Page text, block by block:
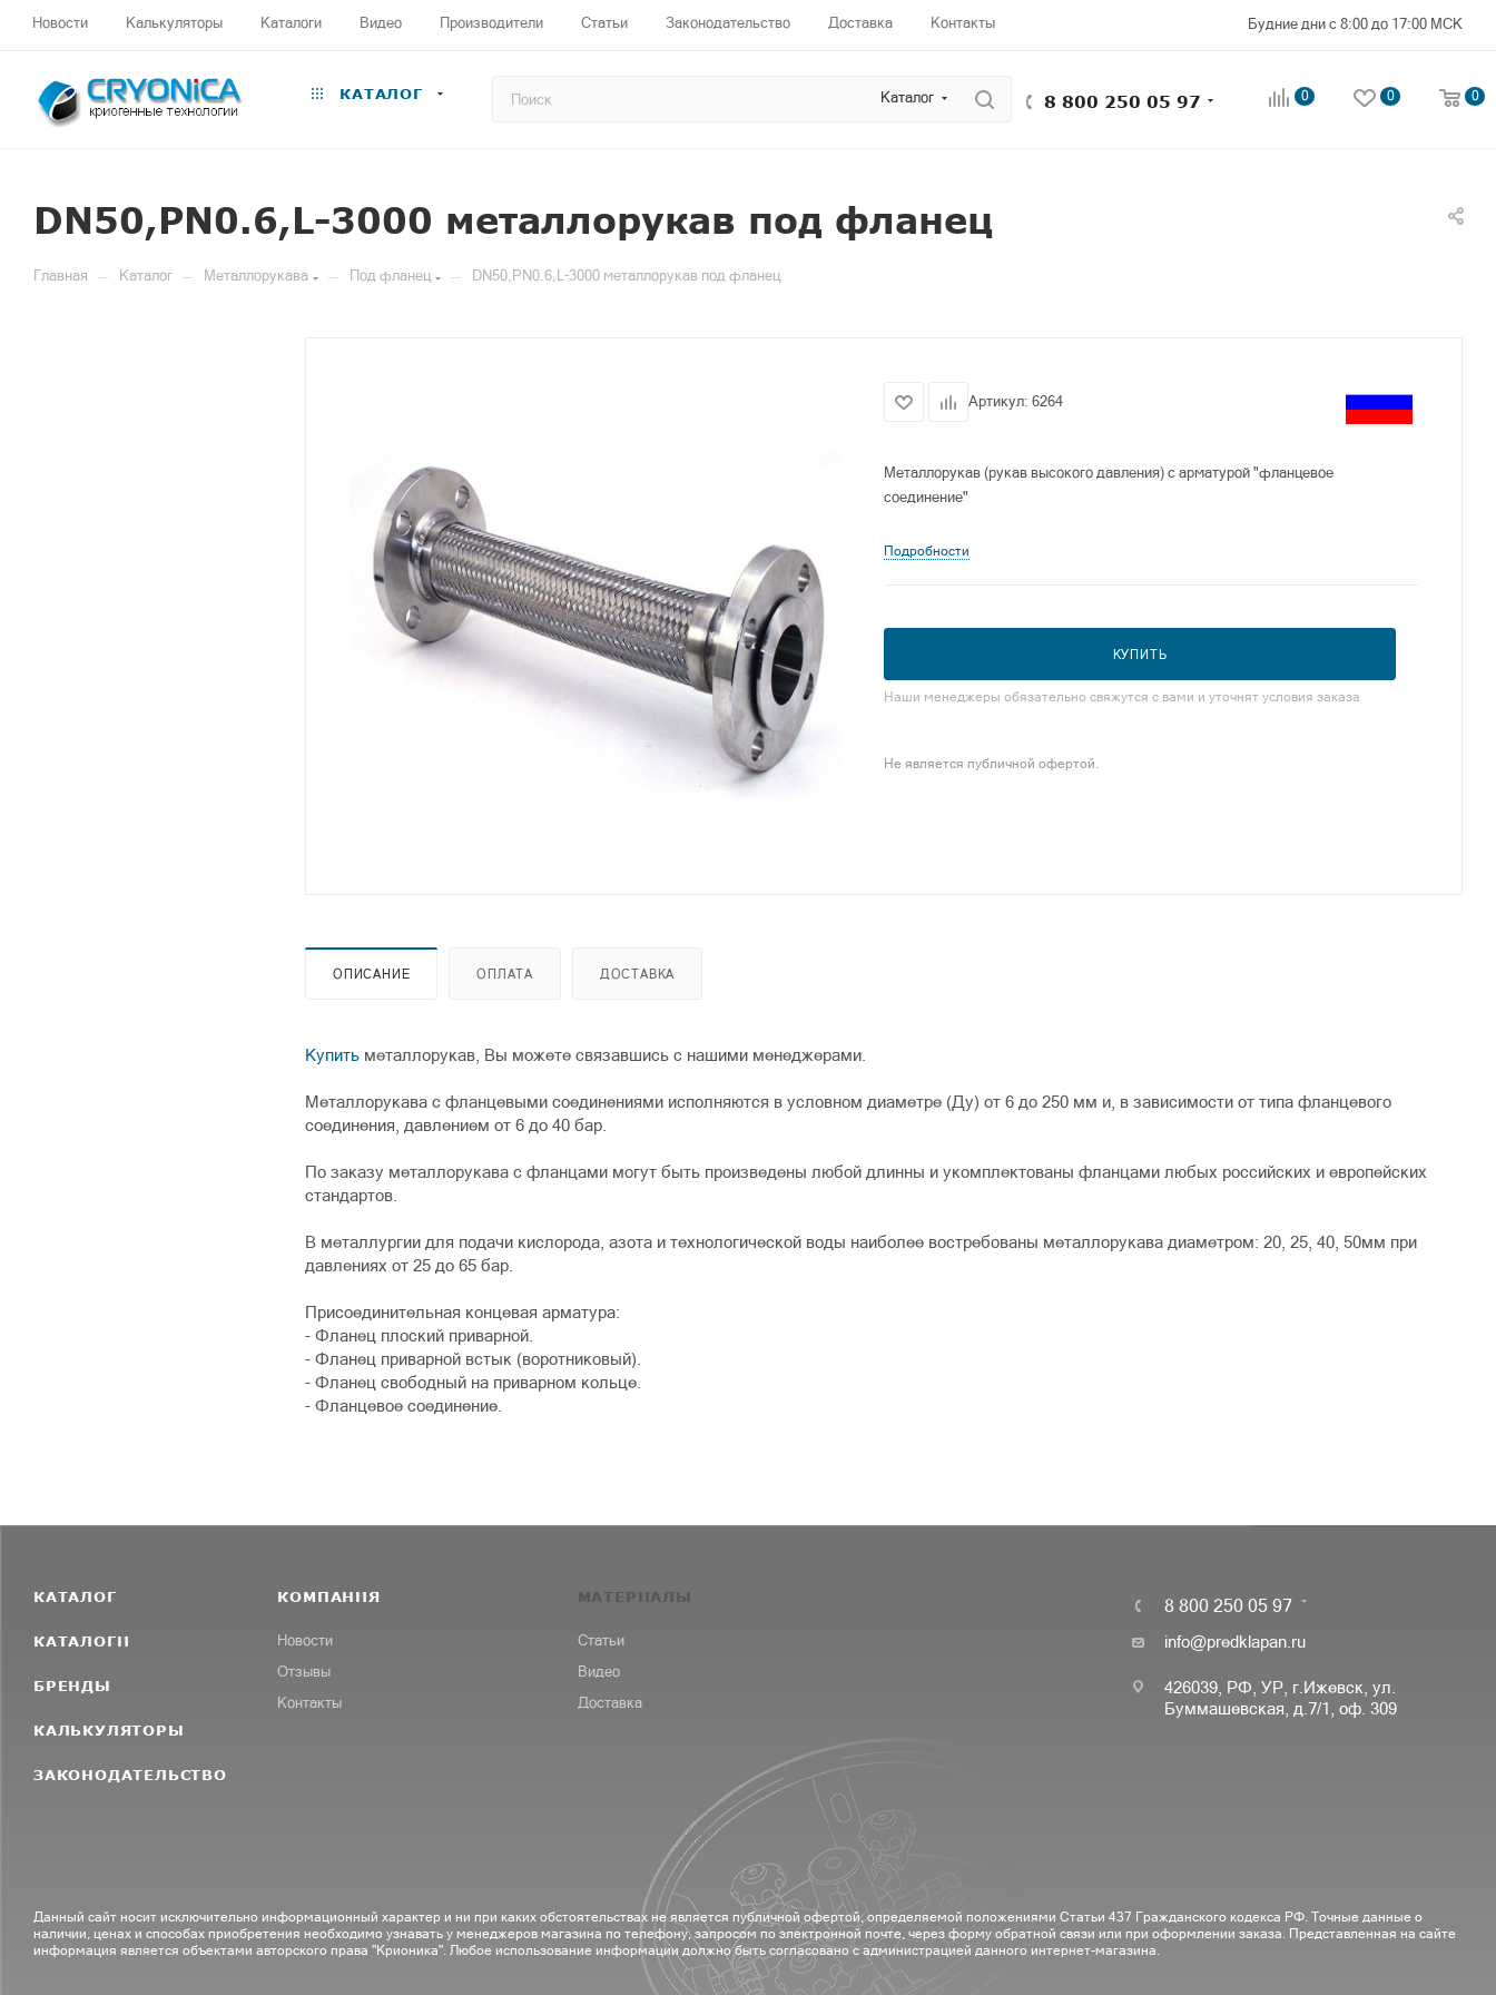
Новости Калькуляторы Каталоги Видео Производители Статьи Законодательство Доставка Контакты Будние дни с 8:00 до 17:00 МСК
КАТАЛОГ Каталог 8 800 250 05 97 0 0 0
DN50,PN0.6,L-3000 металлорукав под фланец
Главная — Каталог — Металлорукава — Под фланец — DN50,PN0.6,L-3000 металлорукав под фланец
Артикул: 6264
Металлорукав (рукав высокого давления) с арматурой "фланцевое
соединение"
Подробности
КУПИТЬ
Наши менеджеры обязательно свяжутся с вами и уточнят условия заказа
Не является публичной офертой.
ОПИСАНИЕ ОПЛАТА ДОСТАВКА
Купить металлорукав, Вы можете связавшись с нашими менеджерами.
Металлорукава с фланцевыми соединениями исполняются в условном диаметре (Ду) от 6 до 250 мм и, в зависимости от типа фланцевого
соединения, давлением от 6 до 40 бар.
По заказу металлорукава с фланцами могут быть произведены любой длинны и укомплектованы фланцами любых российских и европейских
стандартов.
В металлургии для подачи кислорода, азота и технологической воды наиболее востребованы металлорукава диаметром: 20, 25, 40, 50мм при
давлениях от 25 до 65 бар.
Присоединительная концевая арматура:
- Фланец плоский приварной.
- Фланец приварной встык (воротниковый).
- Фланец свободный на приварном кольце.
- Фланцевое соединение.
КАТАЛОГ
КАТАЛОГИ
БРЕНДЫ
КАЛЬКУЛЯТОРЫ
ЗАКОНОДАТЕЛЬСТВО
КОМПАНИЯ
Новости
Отзывы
Контакты
МАТЕРИАЛЫ
Статьи
Видео
Доставка
8 800 250 05 97
info@predklapan.ru
426039, РФ, УР, г.Ижевск, ул.
Буммашевская, д.7/1, оф. 309
Данный сайт носит исключительно информационный характер и ни при каких обстоятельствах не является публичной офертой, определяемой положениями Статьи 437 Гражданского кодекса РФ. Точные данные о
наличии, ценах и способах приобретения необходимо узнавать у менеджеров магазина по телефону, запросом по электронной почте, через форму обратной связи или при оформлении заказа. Представленная на сайте
информация является объектами авторского права "Крионика". Любое использование информации должно быть согласовано с администрацией данного интернет-магазина.